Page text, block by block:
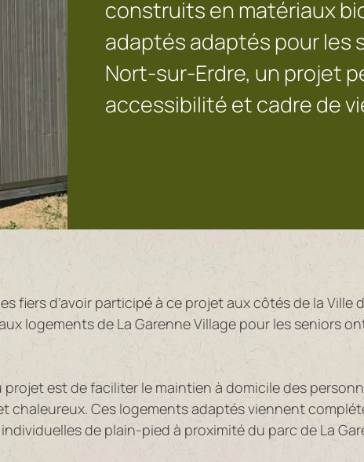
construits en matériaux
adaptés adaptés pour les
Nort-sur-Erdre, un projet
accessibilité et cadre de
fiers d’avoir participé à ce projet aux côtés de la Ville
logements de La Garenne Village pour les seniors
projet est de faciliter le maintien à domicile des
chaleureux. Ces logements adaptés viennent
de plain-pied à proximité du parc de La